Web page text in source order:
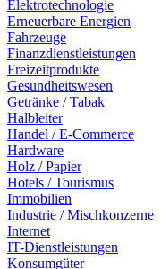
Elektrotechnologie
Erneuerbare Energien
Fahrzeuge
Finanzdienstleistungen
Freizeitprodukte
Gesundheitswesen
Getränke / Tabak
Halbleiter
Handel / E-Commerce
Hardware
Holz / Papier
Hotels / Tourismus
Immobilien
Industrie / Mischkonzerne
Internet
IT-Dienstleistungen
Konsumgüter